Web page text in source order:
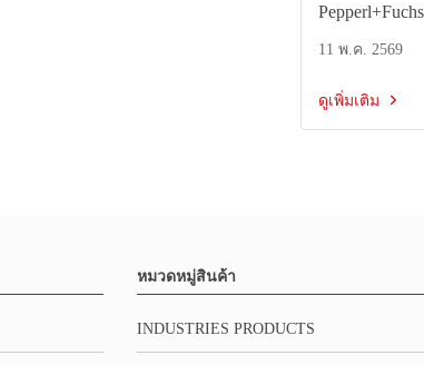
11 พ.ค. 2569
ดูเพิ่มเติม
หมวดหมู่สินค้า
INDUSTRIES PRODUCTS